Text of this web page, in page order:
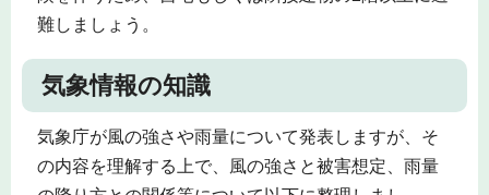
難しましょう。
気象情報の知識
気象庁が風の強さや雨量について発表しますが、そ
の内容を理解する上で、風の強さと被害想定、雨量